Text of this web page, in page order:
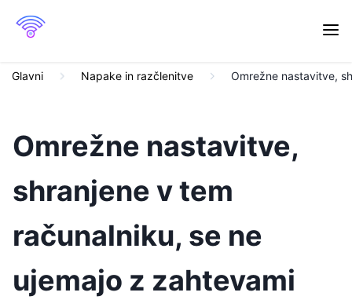
Glavni Napake in razčlenitve Omrežne nastavitve,
Omrežne nastavitve,
shranjene v tem
računalniku, se ne
ujemajo z zahtevami